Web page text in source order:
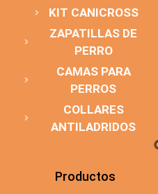
KIT CANICROSS
ZAPATILLAS DE
PERRO
CAMAS PARA
PERROS
COLLARES
ANTILADRIDOS
Productos